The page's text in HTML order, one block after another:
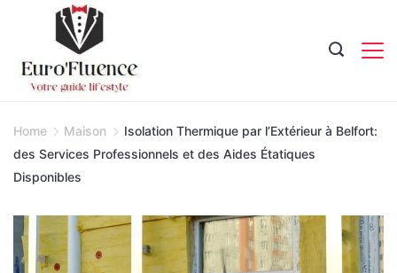
content
Home Maison
Isolation Thermique par l’Extérieur à Belfort:
des Services Professionnels et des Aides Étatiques
Disponibles